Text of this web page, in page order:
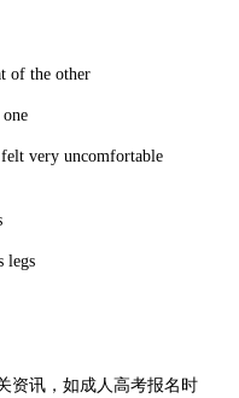
of the other
very uncomfortable
legs
讯，如成人高考报名时